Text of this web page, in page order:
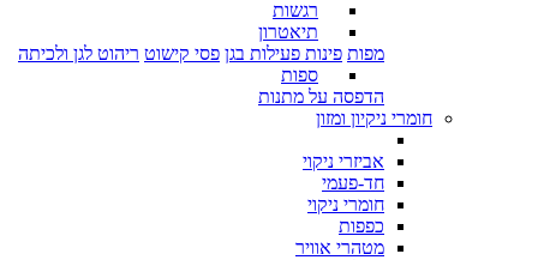
רגשות
תיאטרון
מפות פינות פעילות בגן פסי קישוט ריהוט לגן ולכיתה
ספות
הדפסה על מתנות
חומרי ניקיון ומזון
אביזרי ניקוי
חד-פעמי
חומרי ניקוי
כפפות
מטהרי אוויר